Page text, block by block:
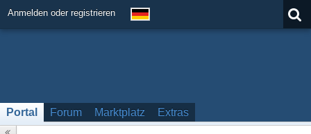
Anmelden oder registrieren
Portal Forum Marktplatz Extras